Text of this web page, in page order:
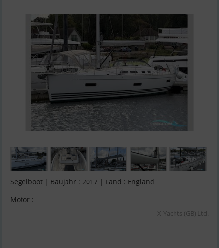
Segelboot | Baujahr : 2017 | Land : England
Motor :
X-Yachts (GB) Ltd.